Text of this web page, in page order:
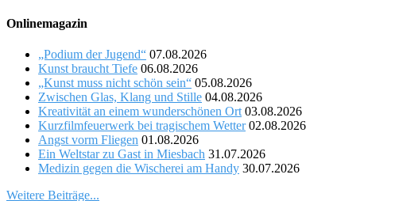
Onlinemagazin
„Podium der Jugend“ 07.08.2026
Kunst braucht Tiefe 06.08.2026
„Kunst muss nicht schön sein“ 05.08.2026
Zwischen Glas, Klang und Stille 04.08.2026
Kreativität an einem wunderschönen Ort 03.08.2026
Kurzfilmfeuerwerk bei tragischem Wetter 02.08.2026
Angst vorm Fliegen 01.08.2026
Ein Weltstar zu Gast in Miesbach 31.07.2026
Medizin gegen die Wischerei am Handy 30.07.2026
Weitere Beiträge...